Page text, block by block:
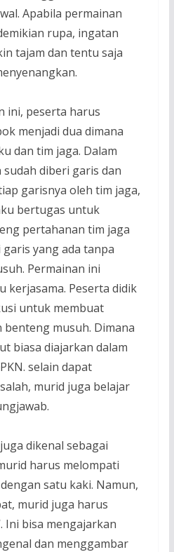
Apabila permainan
rupa, ingatan
tajam dan tentu saja
ini, peserta harus
menjadi dua dimana
dan tim jaga. Dalam
diberi garis dan
garisnya oleh tim jaga,
bertugas untuk
pertahanan tim jaga
yang ada tanpa
Permainan ini
kerjasama. Peserta didik
untuk membuat
musuh. Dimana
biasa diajarkan dalam
selain dapat
murid juga belajar
dikenal sebagai
harus melompati
satu kaki. Namun,
murid juga harus
Ini bisa mengajarkan
dan menggambar